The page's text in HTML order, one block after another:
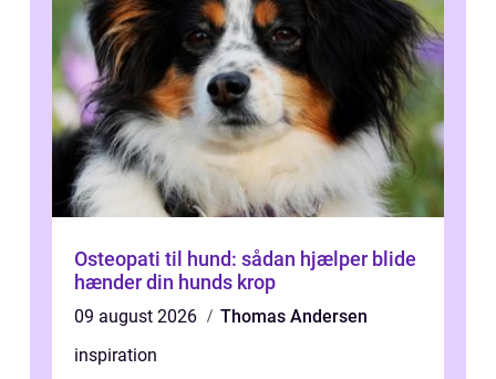
Osteopati til hund: sådan hjælper blide
hænder din hunds krop
09 august 2026
Thomas Andersen
inspiration